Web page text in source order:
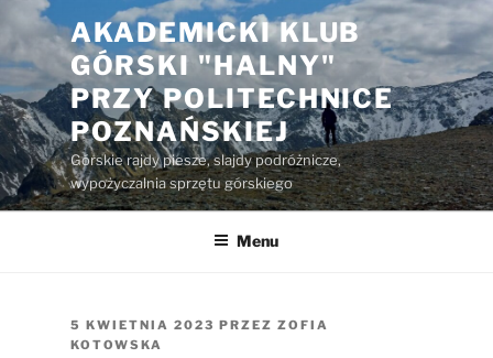
Przejdź
treści
AKADEMICKI KLUB
GÓRSKI "HALNY"
PRZY POLITECHNICE
POZNAŃSKIEJ
Górskie rajdy piesze, slajdy podróżnicze,
wypożyczalnia sprzętu górskiego
Menu
OPUBLIKOWANE
W
5 KWIETNIA 2023 PRZEZ ZOFIA
KOTOWSKA